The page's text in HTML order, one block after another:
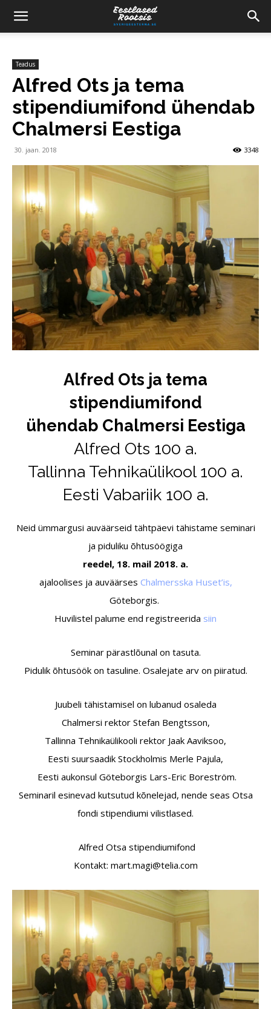
Teadus
Alfred Ots ja tema
stipendiumifond ühendab
Chalmersi Eestiga
30. jaan. 2018 3348
Alfred Ots ja tema
stipendiumifond
ühendab Chalmersi Eestiga
Alfred Ots 100 a.
Tallinna Tehnikaülikool 100 a.
Eesti Vabariik 100 a.
Neid ümmargusi auväärseid tähtpäevi tähistame seminari
ja piduliku õhtusöögiga
reedel, 18. mail 2018. a.
ajaloolises ja auväär­­ses Chalmersska Huset’is,
Göteborgis.
Huvilistel palume end registreerida siin
Seminar pärastlõunal on tasuta.
Pidulik õhtusöök on tasuline. Osalejate arv on piiratud.
Juubeli tähistamisel on lubanud osaleda
Chalmersi rektor Stefan Bengtsson,
Tallinna Tehnikaülikooli rektor Jaak Aaviksoo,
Eesti suursaadik Stockholmis Merle Pajula,
Eesti aukonsul Göteborgis Lars-Eric Boreström.
Seminaril esinevad kutsutud kõnelejad, nende seas Otsa
fondi stipendiumi vilistlased.
Alfred Otsa stipendiumifond
Kontakt:
moc.a
ilet@
igam.
tram